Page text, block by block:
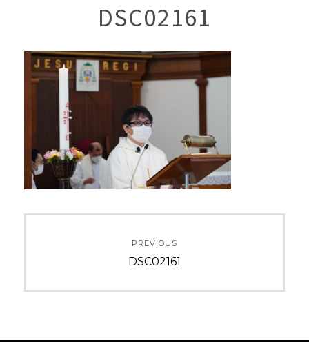
DSC02161
ナ
PREVIOUS
Previous
DSC02161